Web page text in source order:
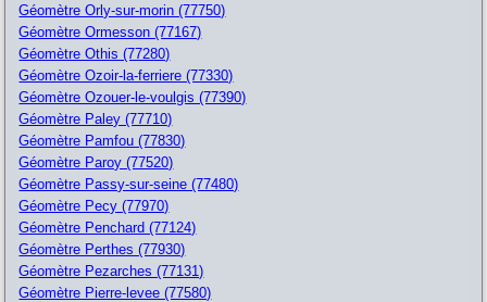
Géomètre Orly-sur-morin (77750)
Géomètre Ormesson (77167)
Géomètre Othis (77280)
Géomètre Ozoir-la-ferriere (77330)
Géomètre Ozouer-le-voulgis (77390)
Géomètre Paley (77710)
Géomètre Pamfou (77830)
Géomètre Paroy (77520)
Géomètre Passy-sur-seine (77480)
Géomètre Pecy (77970)
Géomètre Penchard (77124)
Géomètre Perthes (77930)
Géomètre Pezarches (77131)
Géomètre Pierre-levee (77580)